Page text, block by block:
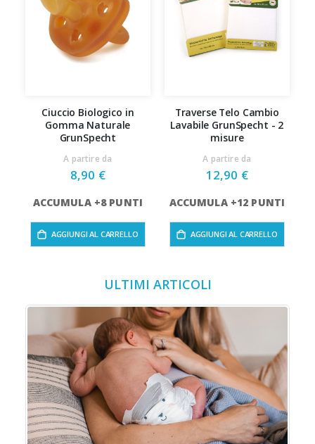
Ciuccio Biologico in
Gomma Naturale
GrunSpecht
A partire da
8,90 €
ACCUMULA +8 PUNTI
AGGIUNGI AL CARRELLO
Traverse Telo Cambio
Lavabile GrunSpecht - 2
misure
A partire da
12,90 €
ACCUMULA +12 PUNTI
AGGIUNGI AL CARRELLO
ULTIMI ARTICOLI